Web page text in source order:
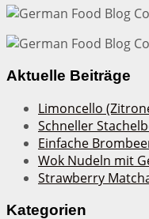
Aktuelle Beiträge
Limoncello
Schneller
Einfache
Wok Nudeln mit
Strawberry
Kategorien